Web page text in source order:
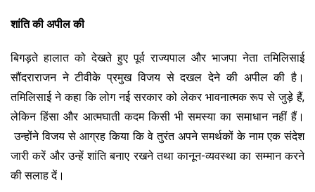
शांति की अपील की
बिगड़ते हालात को देखते हुए पूर्व राज्यपाल और भाजपा नेता तमिलिसाई
सौंदराराजन ने टीवीके प्रमुख विजय से दखल देने की अपील की है।
तमिलिसाई ने कहा कि लोग नई सरकार को लेकर भावनात्मक रूप से जुड़े हैं,
लेकिन हिंसा और आत्मघाती कदम किसी भी समस्या का समाधान नहीं हैं।
उन्होंने विजय से आग्रह किया कि वे तुरंत अपने समर्थकों के नाम एक संदेश
जारी करें और उन्हें शांति बनाए रखने तथा कानून-व्यवस्था का सम्मान करने
की सलाह दें।